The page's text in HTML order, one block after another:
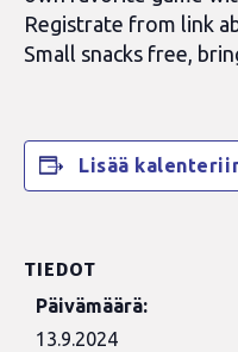
Registrate from link
Small snacks free,
Lisää
TIEDOT
Päivämäärä:
13.9.2024